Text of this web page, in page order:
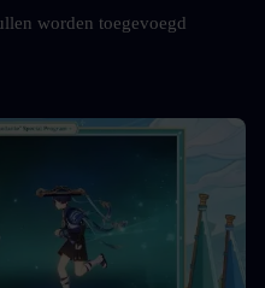
worden toegevoegd